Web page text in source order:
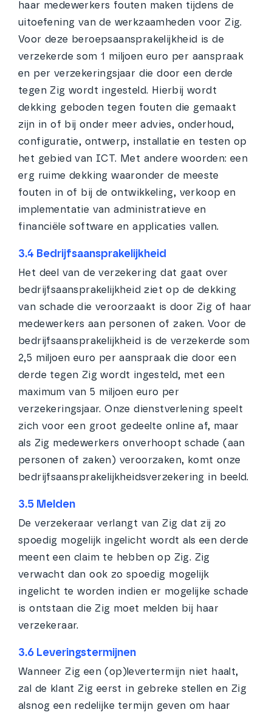
haar medewerkers fouten maken tijdens de
uitoefening van de werkzaamheden voor Zig.
Voor deze beroepsaansprakelijkheid is de
verzekerde som 1 miljoen euro per aanspraak
en per verzekeringsjaar die door een derde
tegen Zig wordt ingesteld. Hierbij wordt
dekking geboden tegen fouten die gemaakt
zijn in of bij onder meer advies, onderhoud,
configuratie, ontwerp, installatie en testen op
het gebied van ICT. Met andere woorden: een
erg ruime dekking waaronder de meeste
fouten in of bij de ontwikkeling, verkoop en
implementatie van administratieve en
financiële software en applicaties vallen.
3.4 Bedrijfsaansprakelijkheid
Het deel van de verzekering dat gaat over
bedrijfsaansprakelijkheid ziet op de dekking
van schade die veroorzaakt is door Zig of haar
medewerkers aan personen of zaken. Voor de
bedrijfsaansprakelijkheid is de verzekerde som
2,5 miljoen euro per aanspraak die door een
derde tegen Zig wordt ingesteld, met een
maximum van 5 miljoen euro per
verzekeringsjaar. Onze dienstverlening speelt
zich voor een groot gedeelte online af, maar
als Zig medewerkers onverhoopt schade (aan
personen of zaken) veroorzaken, komt onze
bedrijfsaansprakelijkheidsverzekering in beeld.
3.5 Melden
De verzekeraar verlangt van Zig dat zij zo
spoedig mogelijk ingelicht wordt als een derde
meent een claim te hebben op Zig. Zig
verwacht dan ook zo spoedig mogelijk
ingelicht te worden indien er mogelijke schade
is ontstaan die Zig moet melden bij haar
verzekeraar.
3.6 Leveringstermijnen
Wanneer Zig een (op)levertermijn niet haalt,
zal de klant Zig eerst in gebreke stellen en Zig
alsnog een redelijke termijn geven om haar